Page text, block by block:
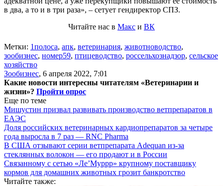
в два, а то и в три раза», – сетует генди­ректор СПЗ.
Читайте нас в Макс и ВК
Метки: 1полоса, апк, ветеринария, животноводство,
зообизнес, номер59, птицеводство, россельхознадзор, сельское
хозяйство
Зообизнес, 6 апреля 2022, 7:01
Какие новости интересны читателям «Ветеринарии и
жизни»? Пройти опрос
Еще по теме
Мишустин призвал развивать производство ветпрепаратов в
ЕАЭС
Доля российских ветеринарных кардиопрепаратов за четыре
года выросла в 7 раз — RNC Pharma
В США отзывают серии ветпрепарата Adequan из-за
стеклянных волокон — его продают и в России
Связанному с сетью «Ле’Муррр» крупному поставщику
кормов для домашних животных грозит банкротство
Читайте также: